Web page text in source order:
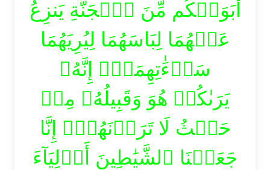
أَبَوَيۡكُم مِّنَ ٱلۡجَنَّةِ يَنزِعُ
عَنۡهُمَا لِبَاسَهُمَا لِيُرِيَهُمَا
سَوۡءَٰتِهِمَآۚ إِنَّهُۥ
يَرَىٰكُمۡ هُوَ وَقَبِيلُهُۥ مِنۡ
حَيۡثُ لَا تَرَوۡنَهُمۡۗ إِنَّا
جَعَلۡنَا ٱلشَّيَٰطِينَ أَوۡلِيَآءَ